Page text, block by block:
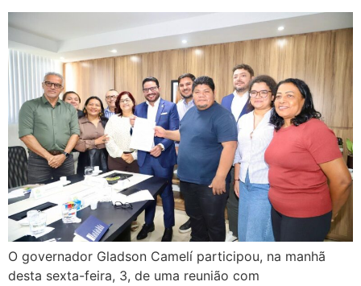
O governador Gladson Camelí participou, na manhã
desta sexta-feira, 3, de uma reunião com